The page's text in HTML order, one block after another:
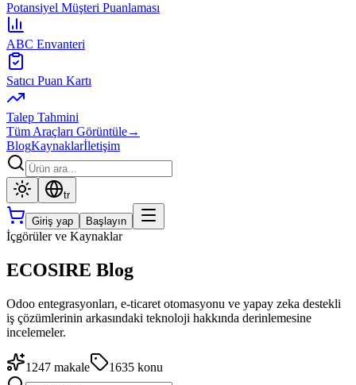
Potansiyel Müşteri Puanlaması
ABC Envanteri
Satıcı Puan Kartı
Talep Tahmini
Tüm Araçları Görüntüle→
BlogKaynaklarİletişim
tr
Giriş yap Başlayın
İçgörüler ve Kaynaklar
ECOSIRE Blog
Odoo entegrasyonları, e-ticaret otomasyonu ve yapay zeka destekli
iş çözümlerinin arkasındaki teknoloji hakkında derinlemesine
incelemeler.
1247 makale 1635 konu